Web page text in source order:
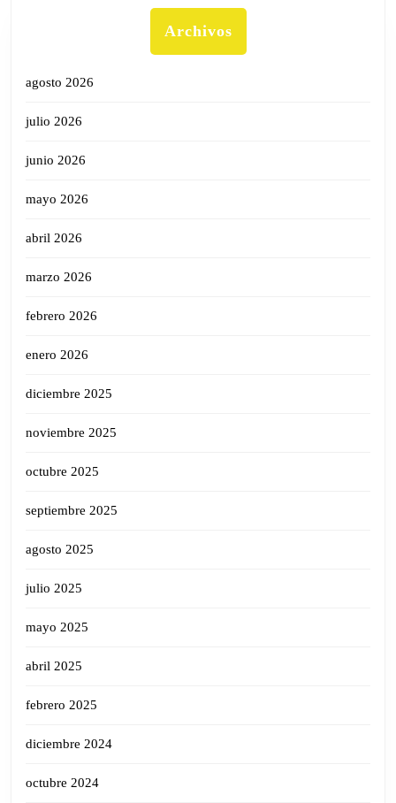
Archivos
agosto 2026
julio 2026
junio 2026
mayo 2026
abril 2026
marzo 2026
febrero 2026
enero 2026
diciembre 2025
noviembre 2025
octubre 2025
septiembre 2025
agosto 2025
julio 2025
mayo 2025
abril 2025
febrero 2025
diciembre 2024
octubre 2024